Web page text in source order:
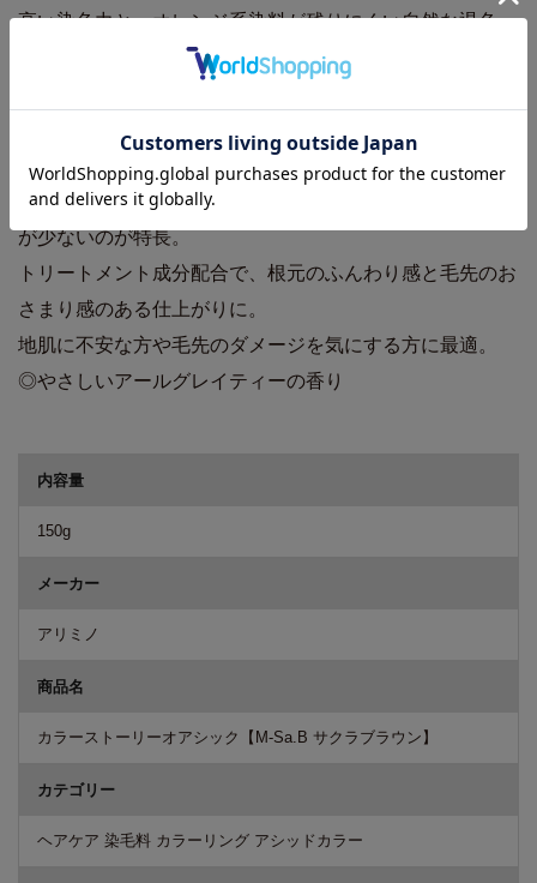
高い染色力と、オレンジ系染料が残りにくい自然な退色。
鮮やかな色とツヤと弾力のある質感で健康的な髪色を表
延びる、自由自在な操作性。
潤いがあるので塗布時や流し時の摩擦を軽減し、きしみ感
が少ないのが特長。
トリートメント成分配合で、根元のふんわり感と毛先のお
さまり感のある仕上がりに。
地肌に不安な方や毛先のダメージを気にする方に最適。
◎やさしいアールグレイティーの香り
内容量
150g
メーカー
アリミノ
商品名
カラーストーリーオアシック【M-Sa.B サクラブラウン】
カテゴリー
ヘアケア 染毛料 カラーリング アシッドカラー